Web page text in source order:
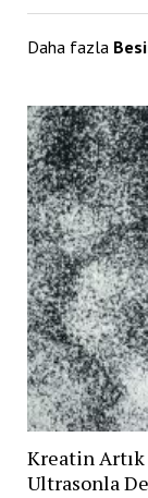
Daha fazla
Kreatin
Ultrasonla